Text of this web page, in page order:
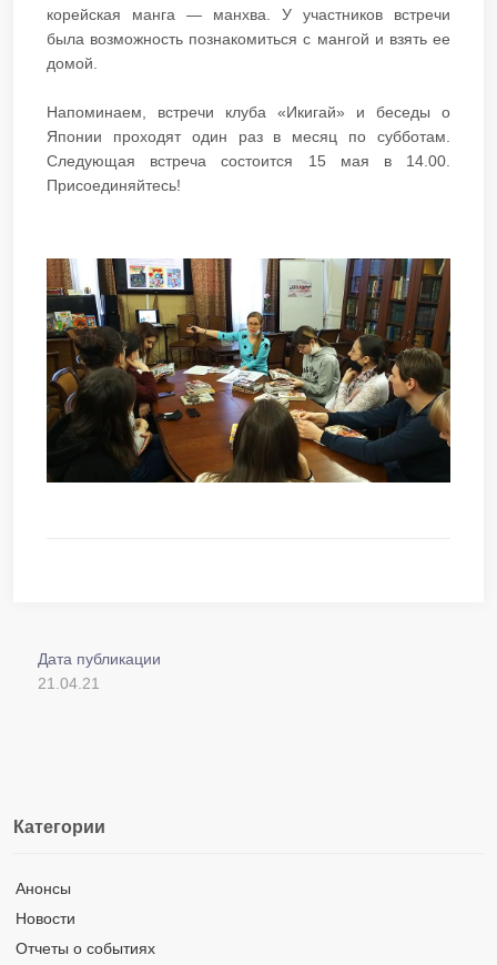
корейская манга — манхва. У участников встречи
была возможность познакомиться с мангой и взять ее
домой.
Напоминаем, встречи клуба «Икигай» и беседы о
Японии проходят один раз в месяц по субботам.
Следующая встреча состоится 15 мая в 14.00.
Присоединяйтесь!
Дата публикации
21.04.21
Категории
Анонсы
Новости
Отчеты о событиях